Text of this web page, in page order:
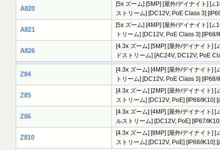
A820
[5x ズーム] [5MP] [屋外/デイナイト]
ストリーム] [DC12V, PoE Class 3]
A821
[5x ズーム] [4MP] [屋外/デイナイト]
トリーム] [DC12V, PoE Class 3]
A826
[4.3x ズーム] [5MP] [屋外/デイナイト]
ドストリーム] [AC24V, DC12V, PoE
Z84
[4.3x ズーム] [4MP] [屋外/デイナイト]
トリーム] [DC12V, PoE Class 3]
Z85
[4.3x ズーム] [2MP] [屋外/デイナイト]
ストリーム] [DC12V, PoE] [IP68/IK10]
Z86
[4.3x ズーム] [4MP] [屋外/デイナイト]
ルストリーム] [DC12V, PoE] [IP67/
Z810
[4.3x ズーム] [8MP] [屋外/デイナイト]
ストリーム] [DC12V, PoE] [IP68/IK10]